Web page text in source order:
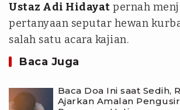
Ustaz Adi Hidayat pernah
pertanyaan seputar hewan
salah satu acara kajian.
Baca Juga
Baca Doa Ini saat Sedih,
Ajarkan Amalan